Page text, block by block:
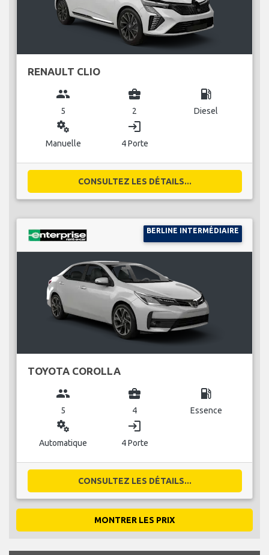
RENAULT CLIO
group
5
business_center
2
local_gas_station
Diesel
miscellaneous_services
Manuelle
login
4 Porte
CONSULTEZ LES DÉTAILS...
BERLINE INTERMÉDIAIRE
TOYOTA COROLLA
group
5
business_center
4
local_gas_station
Essence
miscellaneous_services
Automatique
login
4 Porte
CONSULTEZ LES DÉTAILS...
MONTRER LES PRIX